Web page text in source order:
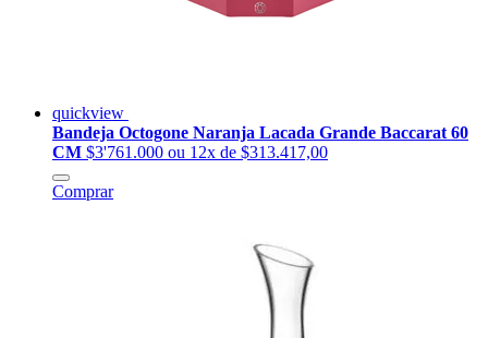
quickview
Bandeja Octogone Naranja Lacada Grande Baccarat 60
CM $3'761.000 ou 12x de $313.417,00
Comprar